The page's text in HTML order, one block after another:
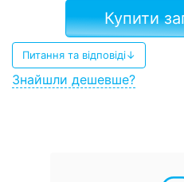
Купити
Питання та відповіді↓
Знайшли дешевше?